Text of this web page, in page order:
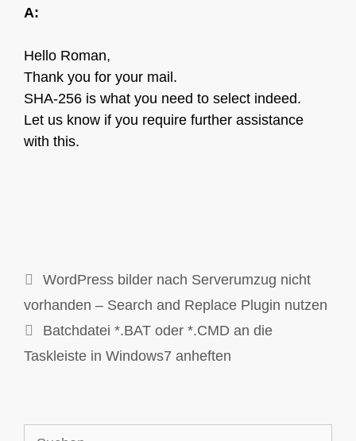
A:
Hello Roman,
Thank you for your mail.
SHA-256 is what you need to select indeed.
Let us know if you require further assistance
with this.
WordPress bilder nach Serverumzug nicht
vorhanden – Search and Replace Plugin nutzen
Batchdatei *.BAT oder *.CMD an die
Taskleiste in Windows7 anheften